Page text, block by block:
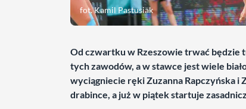
fot. Kamil Pastusiak
Od czwartku w Rzeszowie trwać będzie
tych zawodów, a w stawce jest wiele
wyciągniecie ręki Zuzanna Rapczyńska i
drabince, a już w piątek startuje